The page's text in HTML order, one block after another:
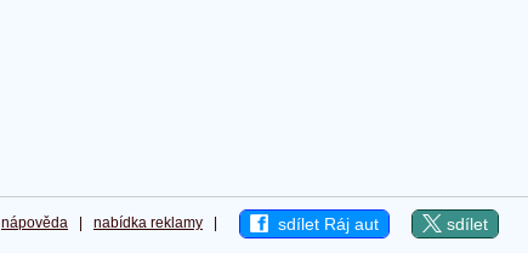
nápověda nabídka reklamy sdílet Ráj aut sdílet